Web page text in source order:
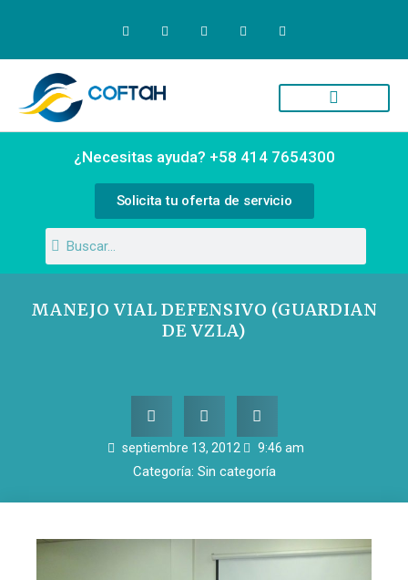
¿Necesitas ayuda? +58 414 7654300
Solicita tu oferta de servicio
MANEJO VIAL DEFENSIVO (GUARDIAN
DE VZLA)
septiembre 13, 2012 9:46 am
Categoría: Sin categoría